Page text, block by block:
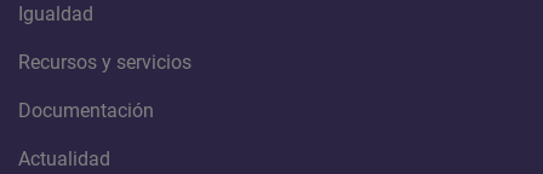
Igualdad
Recursos y servicios
Documentación
Actualidad